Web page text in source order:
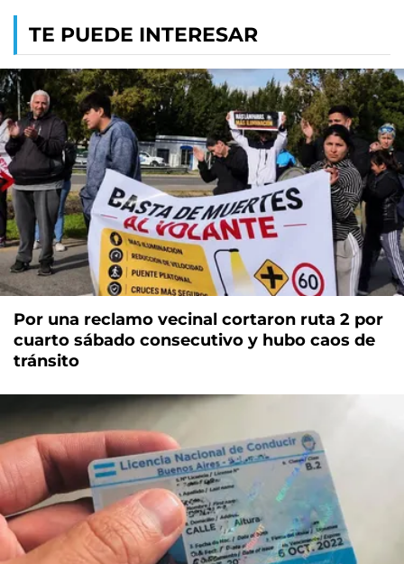
TE PUEDE INTERESAR
Por una reclamo vecinal cortaron ruta 2 por
cuarto sábado consecutivo y hubo caos de
tránsito